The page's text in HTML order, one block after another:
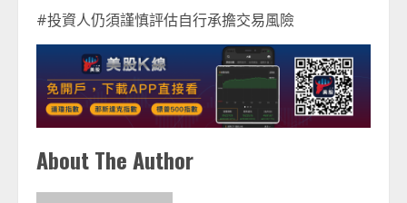
#投資人仍須謹慎評估自行承擔交易風險
About The Author